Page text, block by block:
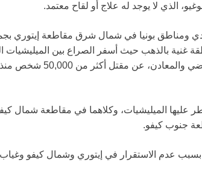
الذي لا يوجد له علاج أو لقاح معتمد.
ومناطق بونيا في شمال شرق مقاطعة إيتوري
غنية بالذهب حيث أسفر الصراع بين الميليشيات
مع جماعتي الهيما وليندو، اللتين تتصارعان على الأراضي والمعادن،
عليها الميليشيات، وكلاهما في مقاطعة شمال
جنوب كيفو.
بسبب عدم الاستقرار في إيتوري وشمال كيفو